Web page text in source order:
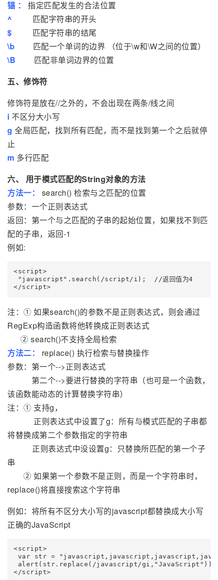
锚 ：
指定匹配发生的合法位置
^
匹配字符串的开头
$
匹配字符串的结尾
\b
匹配一个单词的边界 （位于\w和\W之间的位置）
\B
匹配非单词边界的位置
五、修饰符
修饰符是放在//之外的，不会出现在两条/线之间
i 不区分大小写
g 全局匹配，找到所有匹配，而不是找到第一个之后就停
止
m 多行匹配
六、 用于模式匹配的String对象的方法
方法一： search() 检索与之匹配的位置
参数：一个正则表达式
返回：第一个与之匹配的子串的起始位置，如果找不到匹
配的子串，返回-1
例如:
<script>
"javascript".search(/script/i);  //返回值为4
注：① 如果search()的参数不是正则表达式，则会通过
RegExp构造函数将他转换成正则表达式
② search()不支持全局检索
方法二：
replace() 执行检索与替换操作
参数：第一个-->正则表达式
第二个-->要进行替换的字符串（也可是一个函数，
该函数能动态的计算替换字符串）
注：① 支持g，
正则表达式中设置了g：所有与模式匹配的子串都
将替换成第二个参数指定的字符串
正则表达式中没设置g：只替换所匹配的第一个子
串
② 如果第一个参数不是正则，而是一个字符串时，
replace()将直接搜索这个字符串
例如：将所有不区分大小写的javascript都替换成大小写
正确的JavaScript
<script>
var str =
alert(str.replace(/javascript/gi,"JavaScript"));